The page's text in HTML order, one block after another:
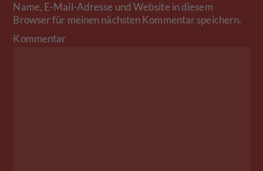
Name, E-Mail-Adresse und Website in diesem
Browser für meinen nächsten Kommentar speichern.
Kommentar